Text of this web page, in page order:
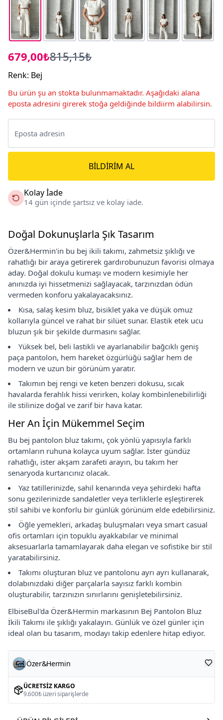
679,00₺815,15₺
Renk: Bej
Bu ürün şu an stokta bulunmamaktadır. Aşağıdaki alana
eposta adresini girerek stoğa geldiğinde bildiirm alabilirsin.
BILDIRIM AL
Kolay İade
14 gün içinde şartsız ve kolay iade.
Doğal Dokunuşlarla Şık Tasarım
Özer&Hermin'in bu bej ikili takımı, zahmetsiz şıklığı ve
rahatlığı bir araya getirerek gardırobunuzun favorisi olmaya
aday. Doğal dokulu kumaşı ve modern kesimiyle her
anınızda iyi hissetmenizi sağlayacak, tarzınızdan ödün
vermeden konforu yakalayacaksınız.
Kısa, salaş kesim bluz, bisiklet yaka ve düşük omuz
kollarıyla güncel ve rahat bir silüet sunar. Elastik etek ucu
bluzun şık bir şekilde durmasını sağlar.
Yüksek bel, beli lastikli ve ayarlanabilir bağcıklı geniş
paça pantolon, hem hareket özgürlüğü sağlar hem de
modern ve uzun bir görünüm yaratır.
Takımın bej rengi ve keten benzeri dokusu, sıcak
havalarda ferahlık hissi verirken, kolay kombinlenebilirliği
ile stilinize doğal ve zarif bir hava katar.
Her An İçin Mükemmel Seçim
Bu bej pantolon bluz takımı, çok yönlü yapısıyla farklı
ortamların ruhuna kolayca uyum sağlar. İster gündüz
rahatlığı, ister akşam zarafeti arayın, bu takım her
senaryoda kurtarıcınız olacak.
Yaz tatillerinizde, sahil kenarında veya şehirdeki hafta
sonu gezilerinizde sandaletler veya terliklerle eşleştirerek
stil sahibi ve konforlu bir günlük görünüm elde edebilirsiniz.
Öğle yemekleri, arkadaş buluşmaları veya smart casual
ofis ortamları için topuklu ayakkabılar ve minimal
aksesuarlarla tamamlayarak daha elegan ve sofistike bir stil
yaratabilirsiniz.
Takımı oluşturan bluz ve pantolonu ayrı ayrı kullanarak,
dolabınızdaki diğer parçalarla sayısız farklı kombin
oluşturabilir, tarzınızın sınırlarını genişletebilirsiniz.
ElbiseBul'da Özer&Hermin markasının Bej Pantolon Bluz
İkili Takımı ile şıklığı yakalayın. Günlük ve özel günler için
ideal olan bu tasarım, modayı takip edenlere hitap ediyor.
Özer&Hermin
ÜCRETSIZ KARGO
9.600₺ üzeri siparişlerde